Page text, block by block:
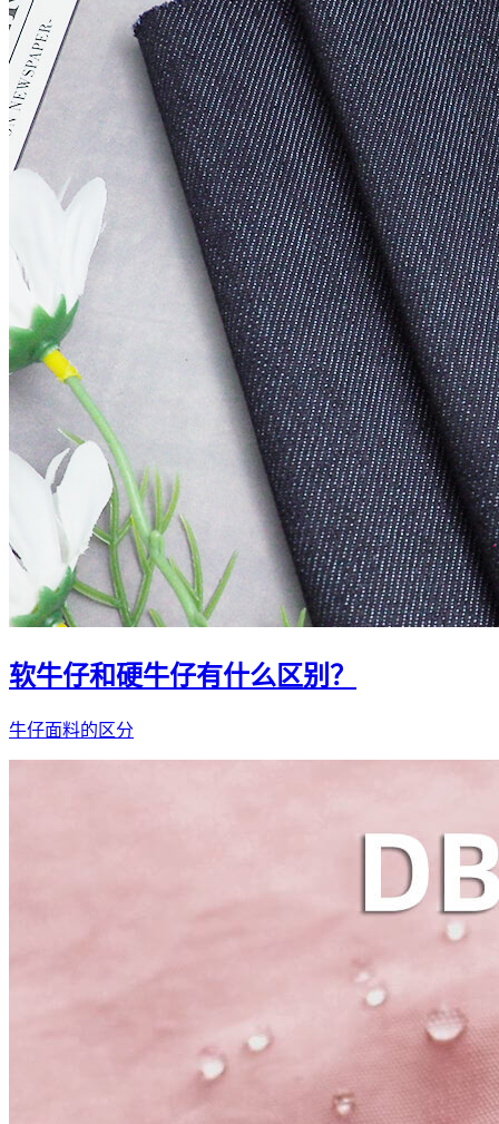
软牛仔和硬牛仔有什么区别？
牛仔面料的区分